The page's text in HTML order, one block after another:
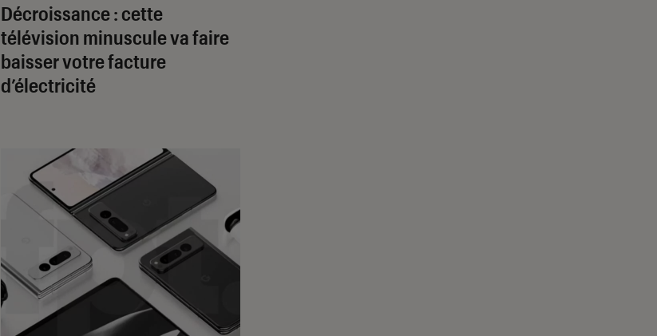
Décroissance : cette
télévision minuscule va faire
baisser votre facture
d’électricité